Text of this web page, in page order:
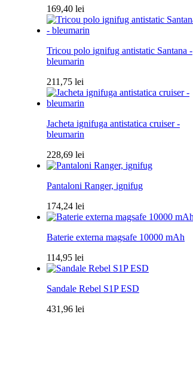
169,40 lei
Tricou polo ignifug antistatic Santana -
bleumarin
211,75 lei
Jacheta ignifuga antistatica cruiser -
bleumarin
228,69 lei
Pantaloni Ranger, ignifug
174,24 lei
Baterie externa magsafe 10000 mAh
114,95 lei
Sandale Rebel S1P ESD
431,96 lei